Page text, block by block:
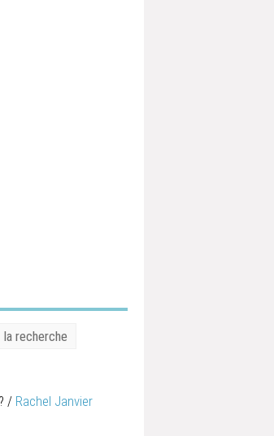
recherche
/ Rachel Janvier